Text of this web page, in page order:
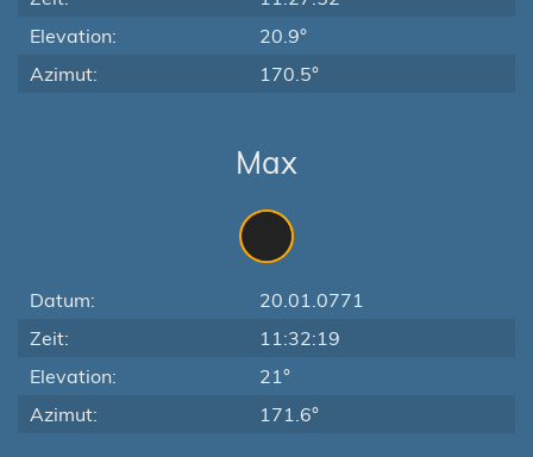
Elevation:
20.9°
Azimut:
170.5°
Max
Datum:
20.01.0771
Zeit:
11:32:19
Elevation:
21°
Azimut:
171.6°